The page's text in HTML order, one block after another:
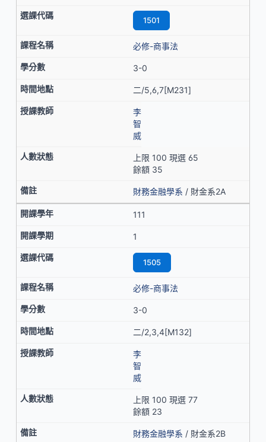
1501
必修-商事法
3-0
二/5,6,7[M231]
李
智
威
上限 100 現選 65
餘額 35
財務金融學系 / 財金系2A
111
1
1505
必修-商事法
3-0
二/2,3,4[M132]
李
智
威
上限 100 現選 77
餘額 23
財務金融學系 / 財金系2B